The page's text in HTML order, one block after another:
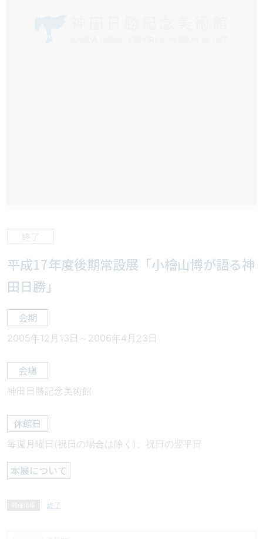
平成17年度後期常設展「小檜山博が語る神
田日勝」
会期
2005年12月13日～2006年4月23日
会場
神田日勝記念美術館
休館日
毎週月曜日(祝日の場合は除く)、祝日の翌平日
本展について
終了